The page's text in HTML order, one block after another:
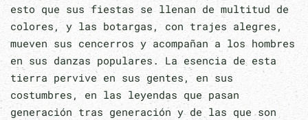
esto que sus fiestas se llenan de multitud de
colores, y las botargas, con trajes alegres,
mueven sus cencerros y acompañan a los hombres
en sus danzas populares. La esencia de esta
tierra pervive en sus gentes, en sus
costumbres, en las leyendas que pasan
generación tras generación y de las que son